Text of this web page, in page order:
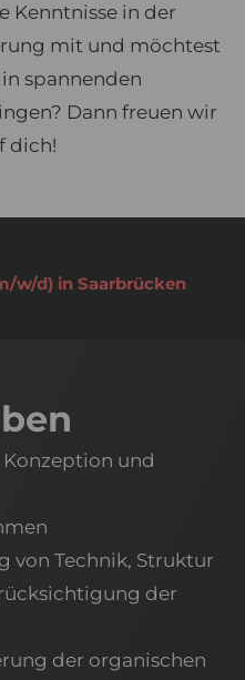
Kenntnisse in der
mit und möchtest
spannenden
Dann freuen wir
dich!
w/d) in Saarbrücken
und
von Technik, Struktur
der
der organischen